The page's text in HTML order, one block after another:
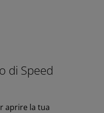
di Speed
aprire la tua